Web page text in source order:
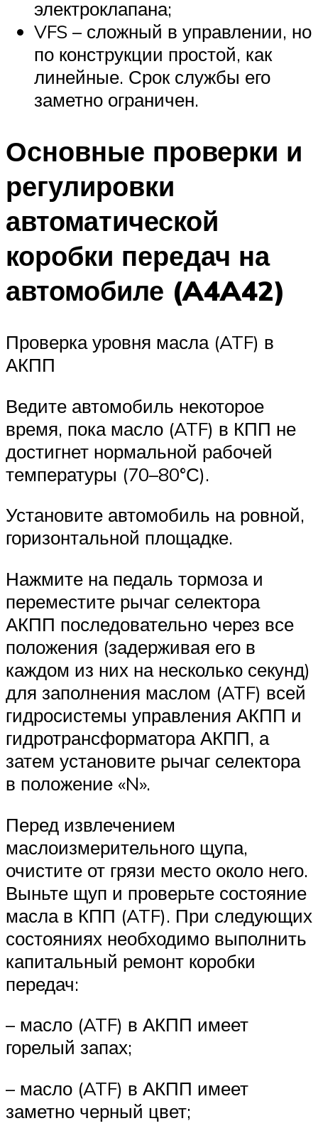
электроклапана;
VFS – сложный в управлении, но
по конструкции простой, как
линейные. Срок службы его
заметно ограничен.
Основные проверки и
регулировки
автоматической
коробки передач на
автомобиле (A4A42)
Проверка уровня масла (ATF) в
АКПП
Ведите автомобиль некоторое
время, пока масло (ATF) в КПП не
достигнет нормальной рабочей
температуры (70–80°С).
Установите автомобиль на ровной,
горизонтальной площадке.
Нажмите на педаль тормоза и
переместите рычаг селектора
АКПП последовательно через все
положения (задерживая его в
каждом из них на несколько секунд)
для заполнения маслом (ATF) всей
гидросистемы управления АКПП и
гидротрансформатора АКПП, а
затем установите рычаг селектора
в положение «N».
Перед извлечением
маслоизмерительного щупа,
очистите от грязи место около него.
Выньте щуп и проверьте состояние
масла в КПП (ATF). При следующих
состояниях необходимо выполнить
капитальный ремонт коробки
передач:
– масло (ATF) в АКПП имеет
горелый запах;
– масло (ATF) в АКПП имеет
заметно черный цвет;